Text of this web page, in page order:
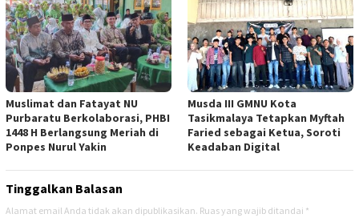
Muslimat dan Fatayat NU
Purbaratu Berkolaborasi, PHBI
1448 H Berlangsung Meriah di
Ponpes Nurul Yakin
Musda III GMNU Kota
Tasikmalaya Tetapkan Myftah
Faried sebagai Ketua, Soroti
Keadaban Digital
Tinggalkan Balasan
Alamat email Anda tidak akan dipublikasikan. Ruas yang wajib ditandai *